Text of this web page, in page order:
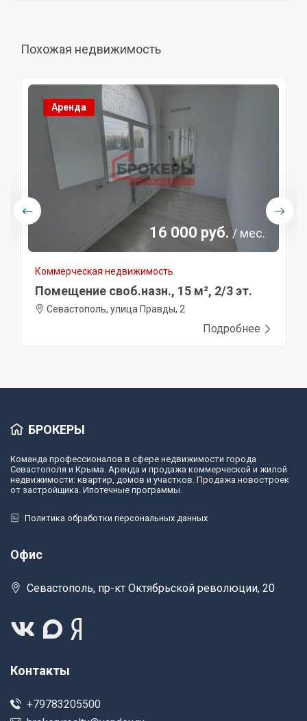
Похожая недвижимость
Аренда
16 000 руб. / мес.
Коммерческая недвижимость
Помещение своб.назн., 15 м², 2/3 эт.
Севастополь, улица Правды, 2
Подробнее
БРОКЕРЫ
Команда профессионалов в сфере недвижимости города
Севастополя и Крыма. Аренда и продажа коммерческой и жилой
недвижимости: квартир, домов и участков. Продажа новостроек
от застройщика. Ипотечные программы.
Политика обработки персональных данных
Офис
Севастополь, пр-кт Октябрьской революции, 20
Контакты
+79783205500